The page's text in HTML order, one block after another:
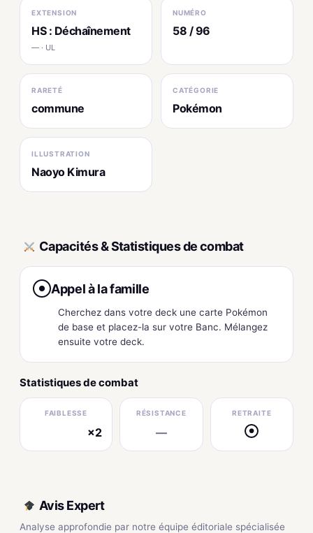
EXTENSION
HS : Déchaînement
— · UL
NUMÉRO
58 / 96
RARETÉ
commune
CATÉGORIE
Pokémon
ILLUSTRATION
Naoyo Kimura
Capacités & Statistiques de combat
● Appel à la famille
Cherchez dans votre deck une carte Pokémon
de base et placez-la sur votre Banc. Mélangez
ensuite votre deck.
Statistiques de combat
FAIBLESSE
×2
RÉSISTANCE
—
RETRAITE
●
Avis Expert
Analyse approfondie par notre équipe éditoriale spécialisée